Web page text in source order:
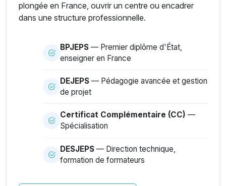
plongée en France, ouvrir un centre ou encadrer
dans une structure professionnelle.
BPJEPS — Premier diplôme d'État,
enseigner en France
DEJEPS — Pédagogie avancée et gestion
de projet
Certificat Complémentaire (CC) —
Spécialisation
DESJEPS — Direction technique,
formation de formateurs